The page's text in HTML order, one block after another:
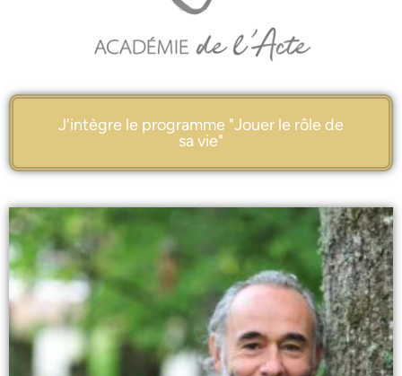
J'intègre le programme "Jouer le rôle de
sa vie"